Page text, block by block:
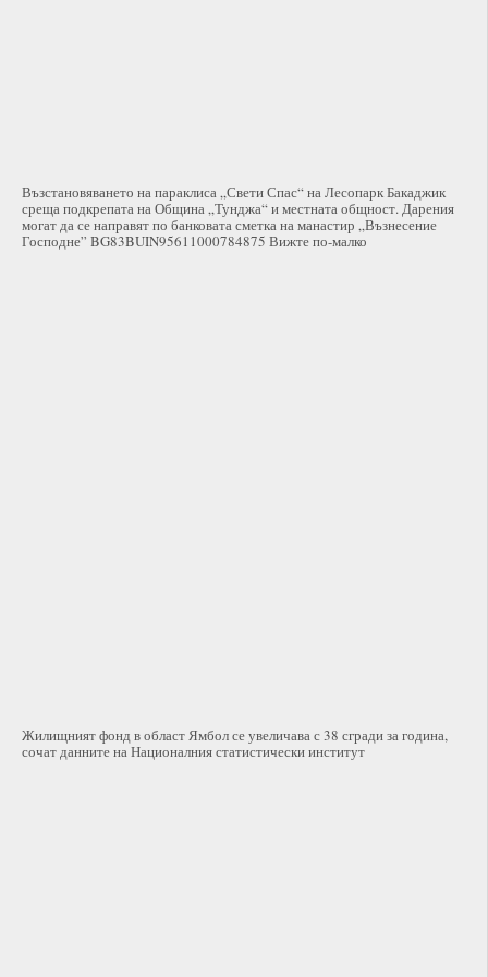
Възстановяването на параклиса „Свети Спас“ на Лесопарк Бакаджик
среща подкрепата на Община „Тунджа“ и местната общност. Дарения
могат да се направят по банковата сметка на манастир „Възнесение
Господне” BG83BUIN95611000784875 Вижте по-малко
Жилищният фонд в област Ямбол се увеличава с 38 сгради за година,
сочат данните на Националния статистически институт